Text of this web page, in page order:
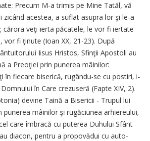
Precum M-a trimis pe Mi­ne Tatăl, vă
zicând acestea, a suflat a­su­pra lor şi le-a
cărora veţi ierta pă­ca­te­le, le vor fi iertate
vor fi ţinute (Ioan XX, 21-23). După
Iisus Hris­tos, Sfin­ţii Apostoli au
a Preoţiei prin pu­­­nerea mâinilor:
în fiecare biserică, ru­gân­du-se cu postiri, i-
în Care cre­zuseră (Fapte XIV, 2).
devine Tai­nă a Bisericii - Trupul lui
punerea mâi­nilor şi rugăciunea ar­hie­re­u­lui,
ca­re îmbracă cu puterea Duhului Sfânt
diacon, pentru a propovădui cu au­to­­